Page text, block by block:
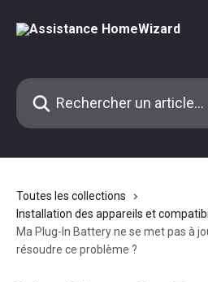
Rechercher un article...
Toutes les collections
Installation des appareils et
Ma Plug-In Battery ne se met pas à
résoudre ce problème ?